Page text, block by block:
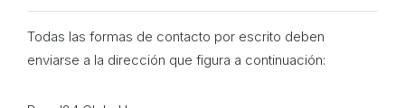
Todas las formas de contacto por escrito deben
enviarse a la dirección que figura a continuación: